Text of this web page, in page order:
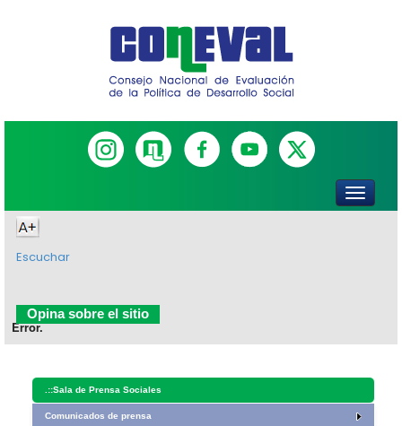
Escuchar
Error.
Opina sobre el sitio
.::Sala de Prensa Sociales
Comunicados de prensa